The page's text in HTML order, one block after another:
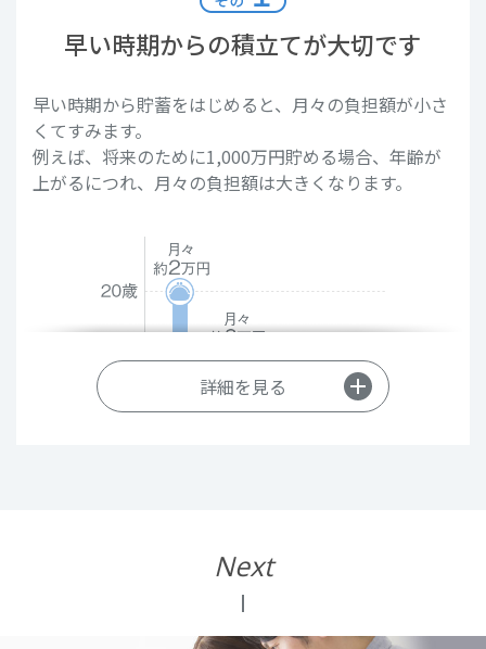
※20歳代の中央値を表示。平均値に比べ、極端なデータ（上記の場合、
極端に貯蓄残高が多かったり少なかったりする世帯）の影響を受けに
くい。
出所：金融広報中央委員会「2017年家計の金融行動に関する世論調
結婚費用をサポート
する商品・サービス
非課税でコツコツためる
早い時期からの積立てが大切です
早い時期から貯蓄をはじめると、月々の負担額が小さ
くてすみます。
例えば、将来のために1,000万円貯める場合、年齢が
上がるにつれ、月々の負担額は大きくなります。
詳細を見る
Next